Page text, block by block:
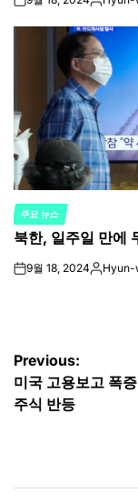
on
Posted
POSTED
IN
주요 뉴스
북한, 일주일 만에
on9월 18, 2024Posted
Hyun-
글
탐
Previous:
미국 고용보고 폭
주식 반등